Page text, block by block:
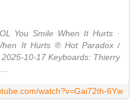
You Smile When It Hurts ·
It Hurts ℗ Hot Paradox /
10-17 Keyboards: Thierry
watch?v=Gai72th-6Yw